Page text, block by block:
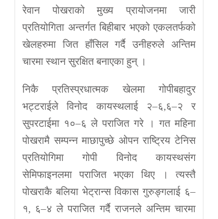
रेवान पोखराको मुख्य प्रायोजनमा जारी
प्रतियोगिता अन्तर्गत बिहीबार भएको एकलतर्फको
खेलहरुमा जित हाँसिल गर्दै उनीहरुले अन्तिम
चारमा स्थान सुरक्षित बनाएका हुन् ।
निकै प्रतिस्प्रधात्मक खेलमा गोपीबहादुर
भट्टराईले विनोद कायस्थलाई २–६,६–२ र
सुपरटाईमा १०–६ ले पराजित गरे । गत महिना
पोखरामै सम्पन्न माछापुच्छे ओपन राष्ट्रिय टेनिस
प्रतियोगिमा गोपी विनोद कायस्थसंग
सेमिफाइनलमा पराजित भएका थिए । त्यस्तै
पोखराकै बलिया भेट्रान्स विकास गुरुङ्गलाई ६–
१, ६–४ ले पराजित गर्दै राजनले अन्तिम चारमा